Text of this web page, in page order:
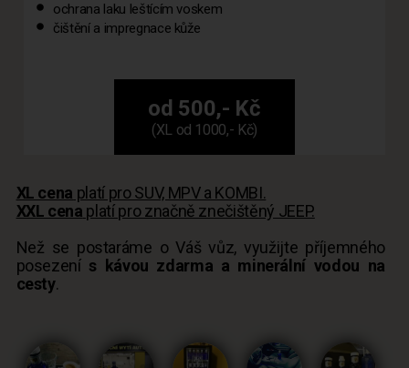
ochrana laku leštícím voskem
čištění a impregnace kůže
od 500,- Kč
(XL od 1000,- Kč)
XL cena platí pro SUV, MPV a KOMBI.
XXL cena platí pro značně znečištěný JEEP.
Než se postaráme o Váš vůz, využijte příjemného
posezení s kávou zdarma a minerální vodou na
cesty.